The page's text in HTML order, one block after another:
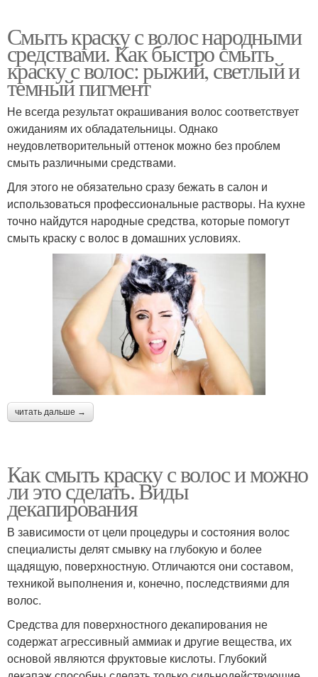
Смыть краску с волос народными
средствами. Как быстро смыть
краску с волос: рыжий, светлый и
темный пигмент
Не всегда результат окрашивания волос соответствует
ожиданиям их обладательницы. Однако
неудовлетворительный оттенок можно без проблем
смыть различными средствами.
Для этого не обязательно сразу бежать в салон и
использоваться профессиональные растворы. На кухне
точно найдутся народные средства, которые помогут
смыть краску с волос в домашних условиях.
читать дальше →
Как смыть краску с волос и можно
ли это сделать. Виды
декапирования
В зависимости от цели процедуры и состояния волос
специалисты делят смывку на глубокую и более
щадящую, поверхностную. Отличаются они составом,
техникой выполнения и, конечно, последствиями для
волос.
Средства для поверхностного декапирования не
содержат агрессивный аммиак и другие вещества, их
основой являются фруктовые кислоты. Глубокий